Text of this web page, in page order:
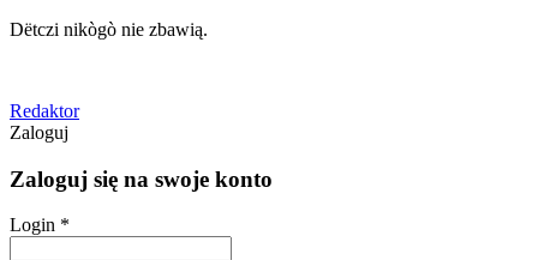
Dëtczi nikògò nie zbawią.
Redaktor
Zaloguj
Zaloguj się na swoje konto
Login *